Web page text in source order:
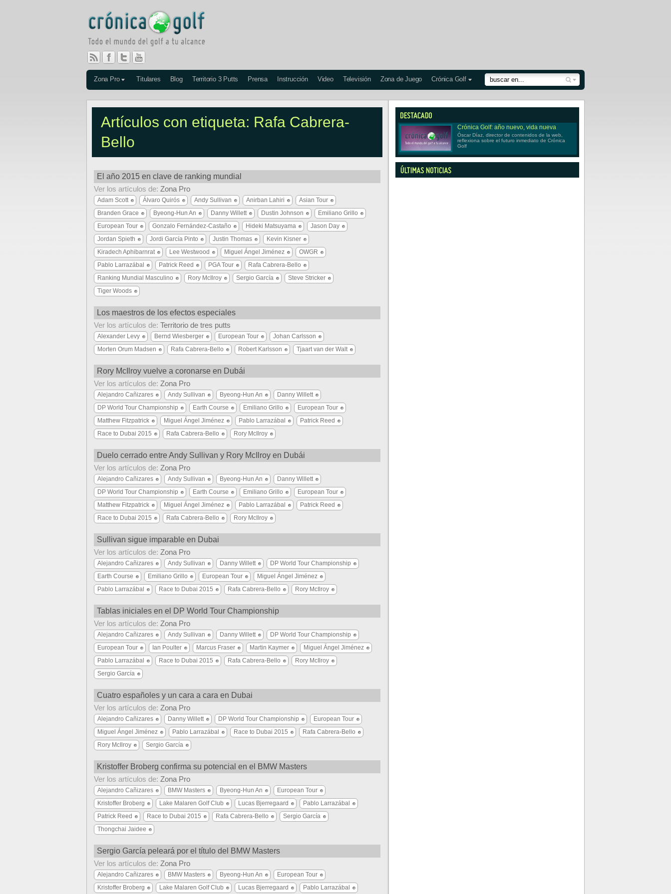
Zona Pro Titulares Blog Territorio 3 Putts Prensa Instrucción Video Televisión Zona de Juego Crónica Golf
Artículos con etiqueta: Rafa Cabrera-
Bello
El año 2015 en clave de ranking mundial
Ver los artículos de: Zona Pro
Adam Scott Álvaro Quirós Andy Sullivan Anirban Lahiri
Asian Tour
Branden Grace
Byeong-Hun An Danny Willett Dustin Johnson
Emiliano Grillo
European Tour
Gonzalo Fernández-Castaño Hideki Matsuyama
Jason Day
Jordan Spieth
Jordi García Pinto Justin Thomas
Kevin Kisner
Kiradech Aphibarnrat
Lee Westwood Miguel Ángel Jiménez
OWGR
Pablo Larrazábal
Patrick Reed PGA Tour
Rafa Cabrera-Bello
Ranking Mundial Masculino
Rory McIlroy Sergio García
Steve Stricker
Tiger Woods
Los maestros de los efectos especiales
Ver los artículos de: Territorio de tres putts
Alexander Levy Bernd Wiesberger European Tour
Johan Carlsson
Morten Orum Madsen
Rafa Cabrera-Bello Robert Karlsson Tjaart van der Walt
Rory McIlroy vuelve a coronarse en Dubái
Ver los artículos de: Zona Pro
Alejandro Cañizares Andy Sullivan Byeong-Hun An
Danny Willett
DP World Tour Championship
Earth Course Emiliano Grillo
European Tour
Matthew Fitzpatrick
Miguel Ángel Jiménez Pablo Larrazábal
Patrick Reed
Race to Dubai 2015
Rafa Cabrera-Bello Rory McIlroy
Duelo cerrado entre Andy Sullivan y Rory McIlroy en Dubái
Ver los artículos de: Zona Pro
Alejandro Cañizares Andy Sullivan Byeong-Hun An
Danny Willett
DP World Tour Championship
Earth Course Emiliano Grillo
European Tour
Matthew Fitzpatrick
Miguel Ángel Jiménez Pablo Larrazábal
Patrick Reed
Race to Dubai 2015
Rafa Cabrera-Bello Rory McIlroy
Sullivan sigue imparable en Dubai
Ver los artículos de: Zona Pro
Alejandro Cañizares Andy Sullivan Danny Willett
DP World Tour Championship
Earth Course
Emiliano Grillo European Tour
Miguel Ángel Jiménez
Pablo Larrazábal
Race to Dubai 2015 Rafa Cabrera-Bello Rory McIlroy
Tablas iniciales en el DP World Tour Championship
Ver los artículos de: Zona Pro
Alejandro Cañizares Andy Sullivan Danny Willett
DP World Tour Championship
European Tour
Ian Poulter Marcus Fraser Martin Kaymer
Miguel Ángel Jiménez
Pablo Larrazábal
Race to Dubai 2015 Rafa Cabrera-Bello
Rory McIlroy
Sergio García
Cuatro españoles y un cara a cara en Dubai
Ver los artículos de: Zona Pro
Alejandro Cañizares Danny Willett DP World Tour Championship
European Tour
Miguel Ángel Jiménez
Pablo Larrazábal Race to Dubai 2015
Rafa Cabrera-Bello
Rory McIlroy
Sergio García
Kristoffer Broberg confirma su potencial en el BMW Masters
Ver los artículos de: Zona Pro
Alejandro Cañizares BMW Masters Byeong-Hun An
European Tour
Kristoffer Broberg
Lake Malaren Golf Club Lucas Bjerregaard
Pablo Larrazábal
Patrick Reed
Race to Dubai 2015 Rafa Cabrera-Bello
Sergio García
Thongchai Jaidee
Sergio García peleará por el título del BMW Masters
Ver los artículos de: Zona Pro
Alejandro Cañizares BMW Masters Byeong-Hun An
European Tour
Kristoffer Broberg
Lake Malaren Golf Club Lucas Bjerregaard Pablo Larrazábal
Crónica Golf: año nuevo, vida nueva
Óscar Díaz, director de contenidos de la web,
reflexiona sobre el futuro inmediato de Crónica
Golf